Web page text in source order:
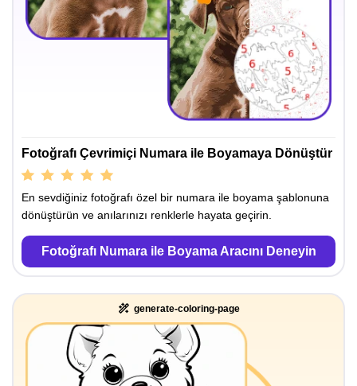
Fotoğrafı Çevrimiçi Numara ile Boyamaya Dönüştür
En sevdiğiniz fotoğrafı özel bir numara ile boyama şablonuna
dönüştürün ve anılarınızı renklerle hayata geçirin.
Fotoğrafı Numara ile Boyama Aracını Deneyin
generate-coloring-page